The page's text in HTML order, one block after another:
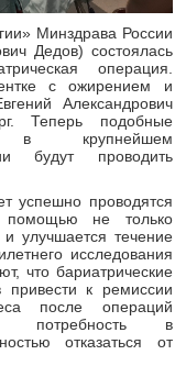
Минздрава России
Дедов) состоялась
операция.
с ожирением и
Александрович
Теперь подобные
в крупнейшем
будут проводить
успешно проводятся
не только
улучшается течение
исследования
что бариатрические
к ремиссии
после операций
потребность в
отказаться от